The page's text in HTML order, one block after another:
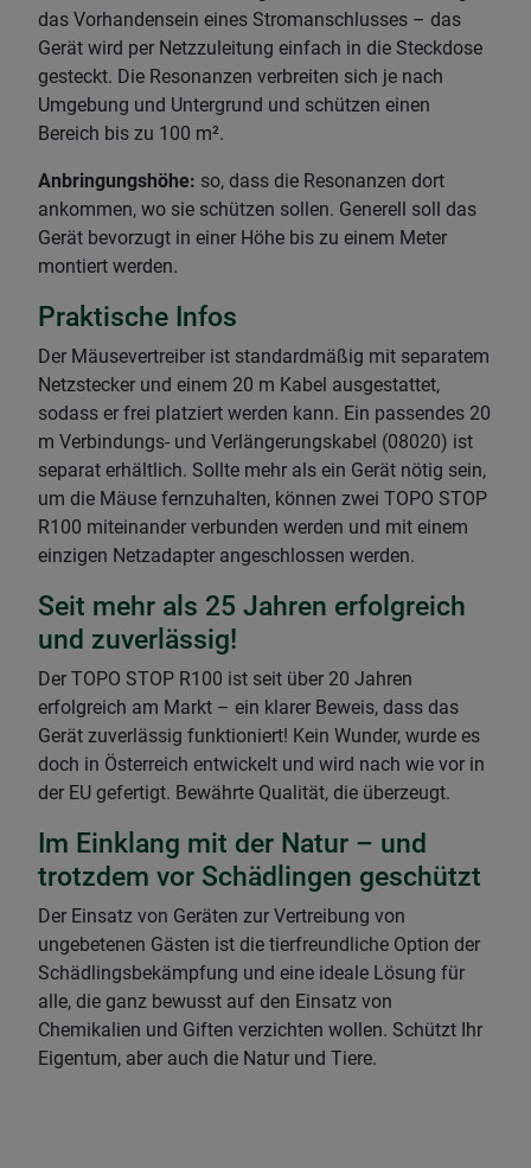
das Vorhandensein eines Stromanschlusses – das
Gerät wird per Netzzuleitung einfach in die Steckdose
gesteckt. Die Resonanzen verbreiten sich je nach
Umgebung und Untergrund und schützen einen
Bereich bis zu 100 m².
Anbringungshöhe: so, dass die Resonanzen dort
ankommen, wo sie schützen sollen. Generell soll das
Gerät bevorzugt in einer Höhe bis zu einem Meter
montiert werden.
Praktische Infos
Der Mäusevertreiber ist standardmäßig mit separatem
Netzstecker und einem 20 m Kabel ausgestattet,
sodass er frei platziert werden kann. Ein passendes 20
m Verbindungs- und Verlängerungskabel (08020) ist
separat erhältlich. Sollte mehr als ein Gerät nötig sein,
um die Mäuse fernzuhalten, können zwei TOPO STOP
R100 miteinander verbunden werden und mit einem
einzigen Netzadapter angeschlossen werden.
Seit mehr als 25 Jahren erfolgreich
und zuverlässig!
Der TOPO STOP R100 ist seit über 20 Jahren
erfolgreich am Markt – ein klarer Beweis, dass das
Gerät zuverlässig funktioniert! Kein Wunder, wurde es
doch in Österreich entwickelt und wird nach wie vor in
der EU gefertigt. Bewährte Qualität, die überzeugt.
Im Einklang mit der Natur – und
trotzdem vor Schädlingen geschützt
Der Einsatz von Geräten zur Vertreibung von
ungebetenen Gästen ist die tierfreundliche Option der
Schädlingsbekämpfung und eine ideale Lösung für
alle, die ganz bewusst auf den Einsatz von
Chemikalien und Giften verzichten wollen. Schützt Ihr
Eigentum, aber auch die Natur und Tiere.